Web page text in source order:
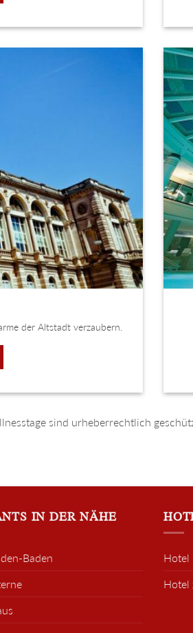
der Altstadt verzaubern.
sind urheberrechtlich
IN DER NÄHE
Baden
Hotel
Hotel